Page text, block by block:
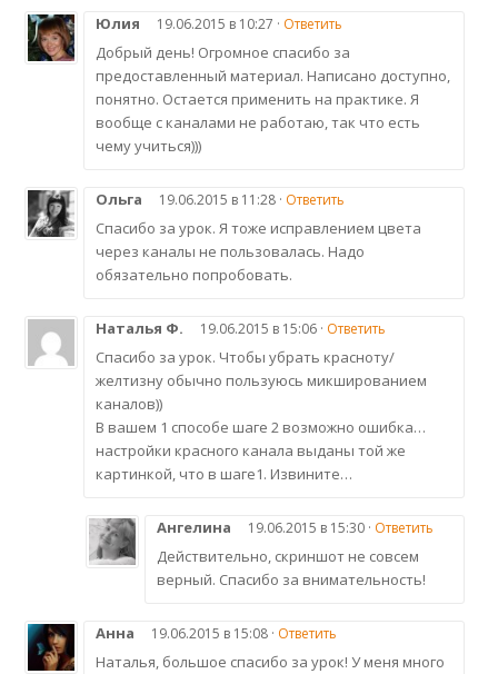
Юлия 19.06.2015 в 10:27 · Ответить
Добрый день! Огромное спасибо за
предоставленный материал. Написано доступно,
понятно. Остается применить на практике. Я
вообще с каналами не работаю, так что есть
чему учиться)))
Ольга 19.06.2015 в 11:28 · Ответить
Спасибо за урок. Я тоже исправлением цвета
через каналы не пользовалась. Надо
обязательно попробовать.
Наталья Ф. 19.06.2015 в 15:06 · Ответить
Спасибо за урок. Чтобы убрать красноту/
желтизну обычно пользуюсь микшированием
каналов))
В вашем 1 способе шаге 2 возможно ошибка…
настройки красного канала выданы той же
картинкой, что в шаге1. Извините…
Ангелина 19.06.2015 в 15:30 · Ответить
Действительно, скриншот не совсем
верный. Спасибо за внимательность!
Анна 19.06.2015 в 15:08 · Ответить
Наталья, большое спасибо за урок! У меня много